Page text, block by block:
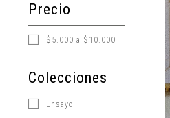
Precio
$5.000 a $10.000
Colecciones
Ensayo